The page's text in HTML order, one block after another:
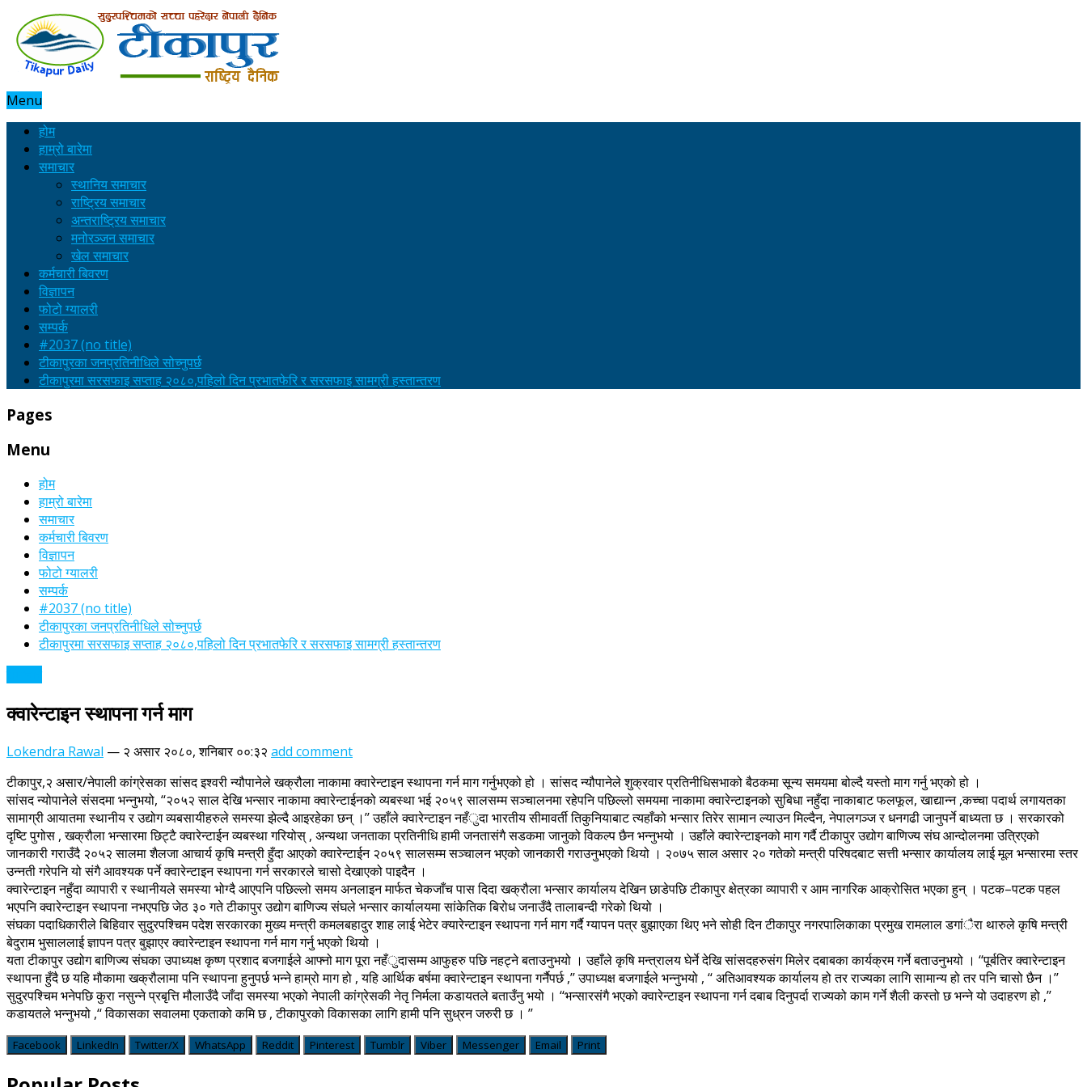
Menu
होम
हाम्रो बारेमा
समाचार
स्थानिय समाचार
राष्ट्रिय समाचार
अन्तराष्ट्रिय समाचार
मनोरञ्जन समाचार
खेल समाचार
कर्मचारी बिवरण
विज्ञापन
फोटो ग्यालरी
सम्पर्क
#2037 (no title)
टीकापुरका जनप्रतिनीधिले सोच्नुपर्छ
टीकापुरमा सरसफाइ सप्ताह २०८०,पहिलो दिन प्रभातफेरि र सरसफाइ सामग्री हस्तान्तरण
Pages
Menu
होम
हाम्रो बारेमा
समाचार
कर्मचारी बिवरण
विज्ञापन
फोटो ग्यालरी
सम्पर्क
#2037 (no title)
टीकापुरका जनप्रतिनीधिले सोच्नुपर्छ
टीकापुरमा सरसफाइ सप्ताह २०८०,पहिलो दिन प्रभातफेरि र सरसफाइ सामग्री हस्तान्तरण
क्वारेन्टाइन स्थापना गर्न माग
Lokendra Rawal — २ असार २०८०, शनिबार ००:३२ add comment
टीकापुर,२ असार/नेपाली कांग्रेसका सांसद इश्वरी न्यौपानेले खक्रौला नाकामा क्वारेन्टाइन स्थापना गर्न माग गर्नुभएको हो । सांसद न्यौपानेले शुक्रवार प्रतिनीधिसभाको बैठकमा सून्य समयमा बोल्दै यस्तो माग गर्नु भएको हो ।
सांसद न्योपानेले संसदमा भन्नुभयो, ‘‘२०५२ साल देखि भन्सार नाकामा क्वारेन्टाईनको व्यबस्था भई २०५९ सालसम्म सञ्चालनमा रहेपनि पछिल्लो समयमा नाकामा क्वारेन्टाइनको सुबिधा नहुँदा नाकाबाट फलफूल, खाद्यान्न ,कच्चा पदार्थ लगायतका
सामाग्री आयातमा स्थानीय र उद्योग व्यबसायीहरुले समस्या झेल्दै आइरहेका छन् ।’’ उहाँले क्वारेन्टाइन नहँुदा भारतीय सीमावर्ती तिकुनियाबाट त्यहाँको भन्सार तिरेर सामान ल्याउन मिल्दैन, नेपालगञ्ज र धनगढी जानुपर्ने बाध्यता छ । सरकारको
दृष्टि पुगोस , खक्रौला भन्सारमा छिट्टै क्वारेन्टाईन व्यबस्था गरियोस् , अन्यथा जनताका प्रतिनीधि हामी जनतासंगै सडकमा जानुको विकल्प छैन भन्नुभयो । उहाँले क्वारेन्टाइनको माग गर्दै टीकापुर उद्योग बाणिज्य संघ आन्दोलनमा उत्रिएको
जानकारी गराउँदै २०५२ सालमा शैलजा आचार्य कृषि मन्त्री हुँदा आएको क्वारेन्टाईन २०५९ सालसम्म सञ्चालन भएको जानकारी गराउनुभएको थियो । २०७५ साल असार २० गतेको मन्त्री परिषदबाट सत्ती भन्सार कार्यालय लाई मूल भन्सारमा स्तर
उन्नती गरेपनि यो संगै आवश्यक पर्ने क्वारेन्टाइन स्थापना गर्न सरकारले चासो देखाएको पाइदैन ।
क्वारेन्टाइन नहुँदा व्यापारी र स्थानीयले समस्या भोग्दै आएपनि पछिल्लो समय अनलाइन मार्फत चेकजाँच पास दिदा खक्रौला भन्सार कार्यालय देखिन छाडेपछि टीकापुर क्षेत्रका व्यापारी र आम नागरिक आक्रोसित भएका हुन् । पटक–पटक पहल
भएपनि क्वारेन्टाइन स्थापना नभएपछि जेठ ३० गते टीकापुर उद्योग बाणिज्य संघले भन्सार कार्यालयमा सांकेतिक बिरोध जनाउँदै तालाबन्दी गरेको थियो ।
संघका पदाधिकारीले बिहिवार सुदुरपश्चिम पदेश सरकारका मुख्य मन्त्री कमलबहादुर शाह लाई भेटेर क्यारेन्टाइन स्थापना गर्न माग गर्दै ग्यापन पत्र बुझाएका थिए भने सोही दिन टीकापुर नगरपालिकाका प्रमुख रामलाल डगांैरा थारुले कृषि मन्त्री
बेदुराम भुसाललाई ज्ञापन पत्र बुझाएर क्वारेन्टाइन स्थापना गर्न माग गर्नु भएको थियो ।
यता टीकापुर उद्योग बाणिज्य संघका उपाध्यक्ष कृष्ण प्रशाद बजगाईले आफ्नो माग पूरा नहँुदासम्म आफुहरु पछि नहट्ने बताउनुभयो । उहाँले कृषि मन्त्रालय घेर्ने देखि सांसदहरुसंग मिलेर दबाबका कार्यक्रम गर्ने बताउनुभयो । ‘‘पूर्बतिर क्वारेन्टाइन
स्थापना हुँदै छ यहि मौकामा खक्रौलामा पनि स्थापना हुनुपर्छ भन्ने हाम्रो माग हो , यहि आर्थिक बर्षमा क्वारेन्टाइन स्थापना गर्नैपर्छ ,’’ उपाध्यक्ष बजगाईले भन्नुभयो , ‘‘ अतिआवश्यक कार्यालय हो तर राज्यका लागि सामान्य हो तर पनि चासो छैन ।’’
सुदुरपश्चिम भनेपछि कुरा नसुन्ने प्रबृत्ति मौलाउँदै जाँदा समस्या भएको नेपाली कांग्रेसकी नेतृ निर्मला कडायतले बताउँनु भयो । ‘‘भन्सारसंगै भएको क्वारेन्टाइन स्थापना गर्न दबाब दिनुपर्दा राज्यको काम गर्ने शैली कस्तो छ भन्ने यो उदाहरण हो ,’’
कडायतले भन्नुभयो ,‘‘ विकासका सवालमा एकताको कमि छ , टीकापुरको विकासका लागि हामी पनि सुध्रन जरुरी छ । ’’
Facebook LinkedIn Twitter/X WhatsApp Reddit Pinterest Tumblr Viber Messenger Email Print